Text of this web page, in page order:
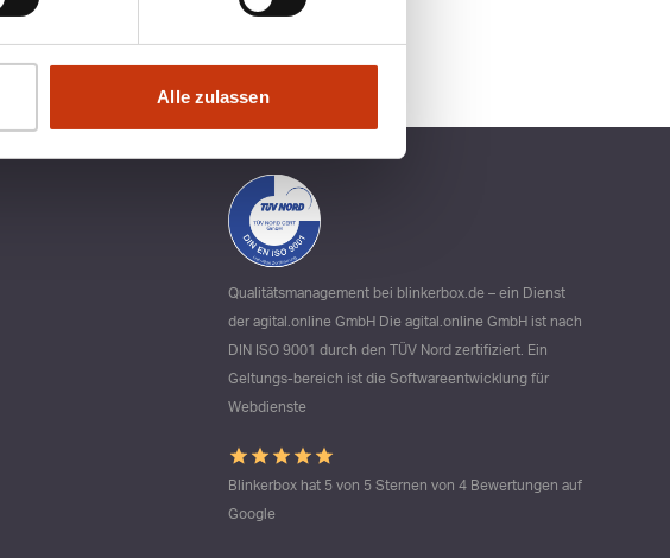
Alle zulassen
Qualitätsmanagement bei blinkerbox.de – ein Dienst
der agital.online GmbH Die agital.online GmbH ist nach
DIN ISO 9001 durch den TÜV Nord zertifiziert. Ein
Geltungs-bereich ist die Softwareentwicklung für
Webdienste
Blinkerbox hat 5 von 5 Sternen von 4 Bewertungen auf
Google